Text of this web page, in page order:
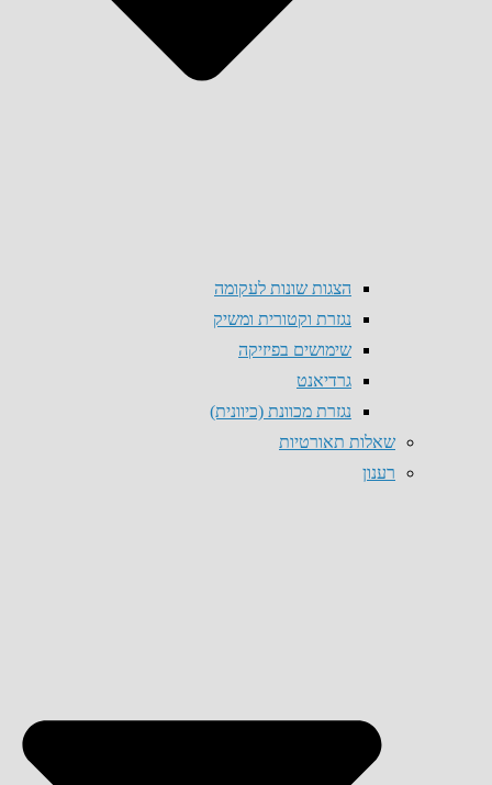
הצגות שונות לעקומה
נגזרת וקטורית ומשיק
שימושים בפיזיקה
גרדיאנט
נגזרת מכוונת (כיוונית)
שאלות תאורטיות
רענון